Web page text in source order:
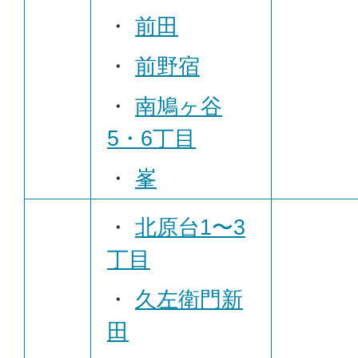
・ 前田
・ 前野宿
・ 南鳩ヶ谷
5・6丁目
・ 峯
・ 北原台1〜3
丁目
・ 久左衛門新
田